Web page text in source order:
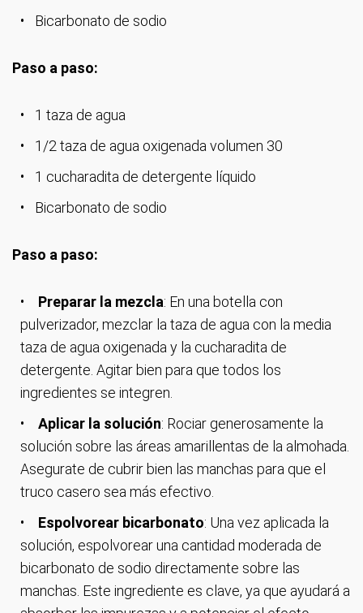
Bicarbonato de sodio
Paso a paso:
1 taza de agua
1/2 taza de agua oxigenada volumen 30
1 cucharadita de detergente líquido
Bicarbonato de sodio
Paso a paso:
Preparar la mezcla: En una botella con
pulverizador, mezclar la taza de agua con la media
taza de agua oxigenada y la cucharadita de
detergente. Agitar bien para que todos los
ingredientes se integren.
Aplicar la solución: Rociar generosamente la
solución sobre las áreas amarillentas de la almohada.
Asegurate de cubrir bien las manchas para que el
truco casero sea más efectivo.
Espolvorear bicarbonato: Una vez aplicada la
solución, espolvorear una cantidad moderada de
bicarbonato de sodio directamente sobre las
manchas. Este ingrediente es clave, ya que ayudará a